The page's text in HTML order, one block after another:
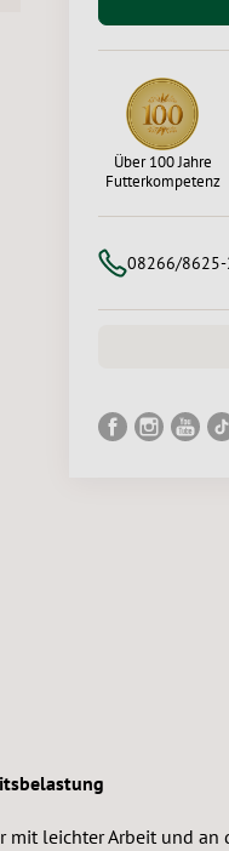
Über 100 Jahre
Futterkompetenz
08266/8625-
leichter Arbeit und